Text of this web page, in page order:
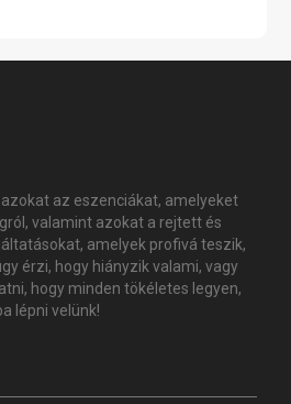
az eszenciákat, amelyeket
valamint azokat a rejtett és
amelyek profivá teszik,
érzi, hogy hiányzik valami, vagy
hogy minden tökéletes legyen,
lépni velünk!